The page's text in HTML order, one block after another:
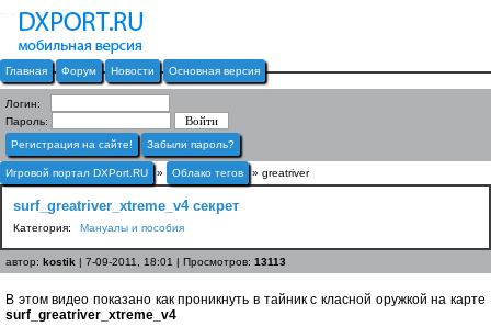
Главная Форум Новости Основная версия
Логин:
Пароль:
Регистрация на сайте!
Забыли пароль?
Игровой портал DXPort.RU » Облако тегов » greatriver
surf_greatriver_xtreme_v4 секрет
Категория: Мануалы и пособия
автор: kostik | 7-09-2011, 18:01 | Просмотров: 13113
В этом видео показано как проникнуть в тайник с класной оружкой на карте
surf_greatriver_xtreme_v4